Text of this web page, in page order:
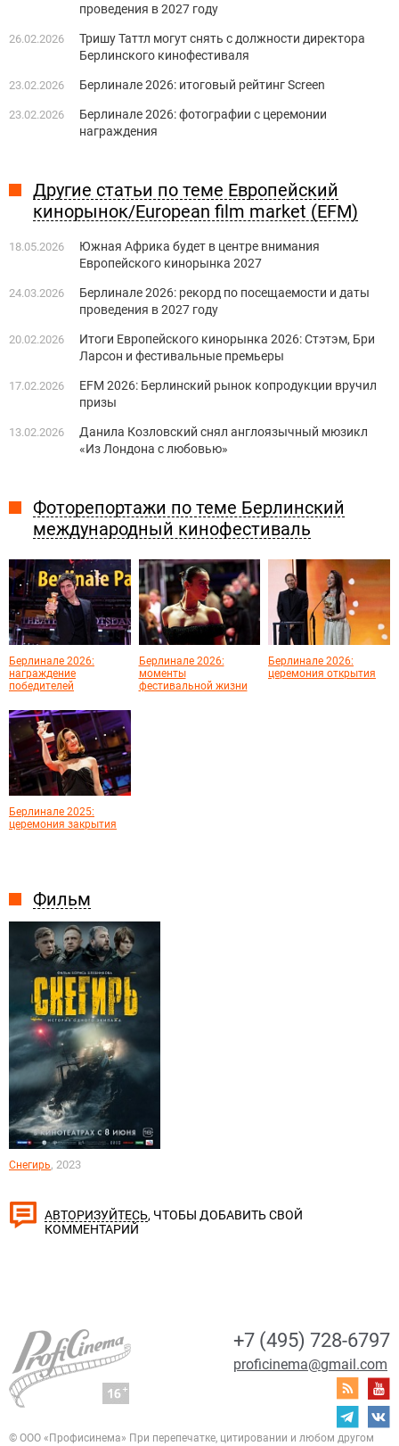
Фильм
Снегирь, 2023
проведения в 2027 году
26.02.2026
Тришу Таттл могут снять с должности директора
Берлинского кинофестиваля
23.02.2026 Берлинале 2026: итоговый рейтинг Screen
23.02.2026
Берлинале 2026: фотографии с церемонии
награждения
Другие статьи по теме Европейский
кинорынок/European film market (EFM)
18.05.2026
Южная Африка будет в центре внимания
Европейского кинорынка 2027
24.03.2026
Берлинале 2026: рекорд по посещаемости и даты
проведения в 2027 году
20.02.2026
Итоги Европейского кинорынка 2026: Стэтэм, Бри
Ларсон и фестивальные премьеры
17.02.2026
EFM 2026: Берлинский рынок копродукции вручил
призы
13.02.2026
Данила Козловский снял англоязычный мюзикл
«Из Лондона с любовью»
Фоторепортажи по теме Берлинский
международный кинофестиваль
Берлинале 2026:
награждение
победителей
Берлинале 2026:
моменты
фестивальной жизни
Берлинале 2026:
церемония открытия
Берлинале 2025:
церемония закрытия
АВТОРИЗУЙТЕСЬ, ЧТОБЫ ДОБАВИТЬ СВОЙ
КОММЕНТАРИЙ
+7 (495) 728-6797
proficinema@gmail.com
© ООО «Профисинема» При перепечатке, цитировании и любом другом